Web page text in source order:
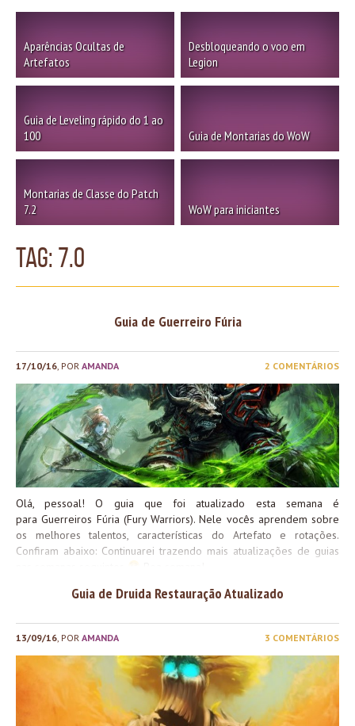
Aparências Ocultas de
Artefatos
Desbloqueando o voo em
Legion
Guia de Leveling rápido do 1 ao
100
Guia de Montarias do WoW
Montarias de Classe do Patch
7.2
WoW para iniciantes
TAG: 7.0
Guia de Guerreiro Fúria
17/10/16, POR AMANDA 2 COMENTÁRIOS
Olá, pessoal! O guia que foi atualizado esta semana é
para Guerreiros Fúria (Fury Warriors). Nele vocês aprendem sobre
os melhores talentos, características do Artefato e rotações.
Confiram abaixo: Continuarei trazendo mais atualizações de guias
Guia de Druida Restauração Atualizado
13/09/16 , POR AMANDA 3 COMENTÁRIOS